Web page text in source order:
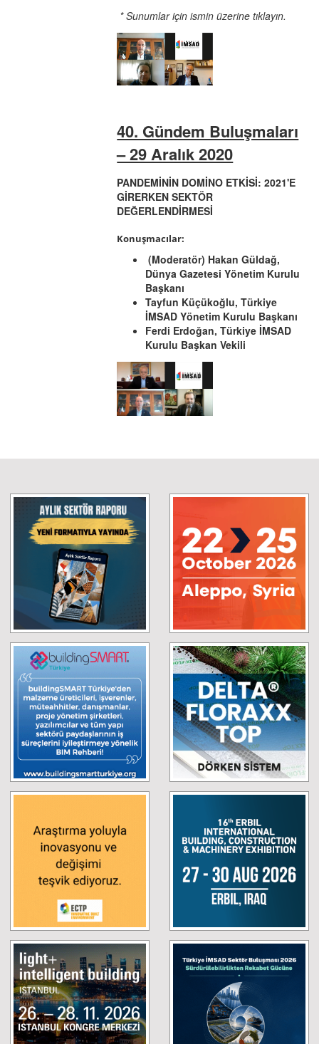
* Sunumlar için ismin üzerine tıklayın.
40. Gündem Buluşmaları
– 29 Aralık 2020
PANDEMİNİN DOMİNO ETKİSİ: 2021'E
GİRERKEN SEKTÖR
DEĞERLENDİRMESİ
Konuşmacılar:
(Moderatör) Hakan Güldağ,
Dünya Gazetesi Yönetim Kurulu
Başkanı
Tayfun Küçükoğlu, Türkiye
İMSAD Yönetim Kurulu Başkanı
Ferdi Erdoğan, Türkiye İMSAD
Kurulu Başkan Vekili